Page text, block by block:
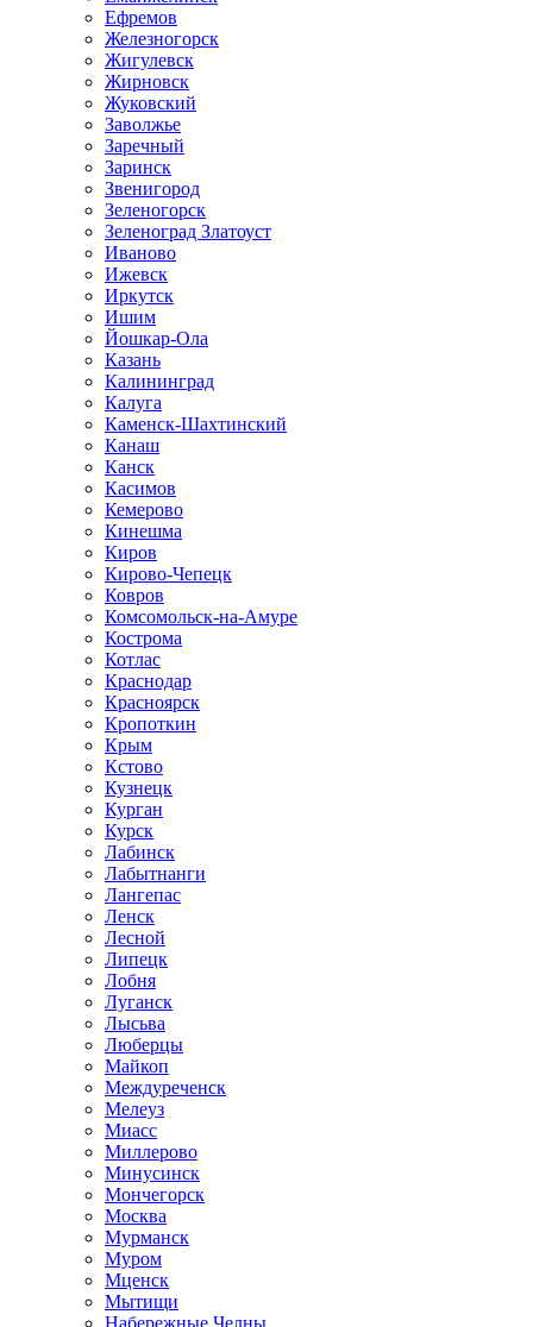
Ефремов
Железногорск
Жигулевск
Жирновск
Жуковский
Заволжье
Заречный
Заринск
Звенигород
Зеленогорск
Зеленоград Златоуст
Иваново
Ижевск
Иркутск
Ишим
Йошкар-Ола
Казань
Калининград
Калуга
Каменск-Шахтинский
Канаш
Канск
Касимов
Кемерово
Кинешма
Киров
Кирово-Чепецк
Ковров
Комсомольск-на-Амуре
Кострома
Котлас
Краснодар
Красноярск
Кропоткин
Крым
Кстово
Кузнецк
Курган
Курск
Лабинск
Лабытнанги
Лангепас
Ленск
Лесной
Липецк
Лобня
Луганск
Лысьва
Люберцы
Майкоп
Междуреченск
Мелеуз
Миасс
Миллерово
Минусинск
Мончегорск
Москва
Мурманск
Муром
Мценск
Мытищи
Набережные Челны